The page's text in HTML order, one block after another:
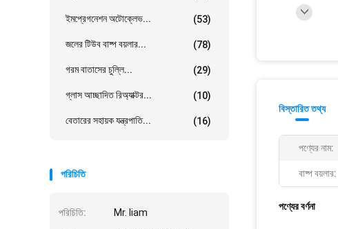
ইমপ্রেগনেশন অটোক্লেভ... (53)
জলের টিউব বাষ্প বয়লার... (78)
গরম বাতাসের চুল্লি... (29)
গ্লাস আচ্ছাদিত রিঅ্যাক্টর... (10)
বেতারের সহায়ক যন্ত্রপাতি... (16)
পরিচিতি
পরিচিতি: Mr. liam
বিস্তারিত তথ্য
পণ্যের নাম:
বাষ্প বয়লার:
পণ্যের বর্ণনা